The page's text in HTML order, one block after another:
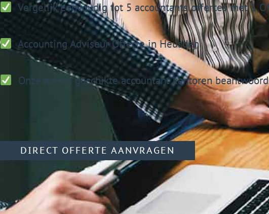
Vergelijk eenvoudig tot 5 accountants offertes met 1
Accounting AdviseurOfferte in Heusden
Onze meest geschikte accountant kantoren
DIRECT OFFERTE AANVRAGEN